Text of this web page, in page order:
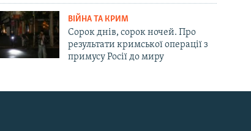
ВІЙНА ТА КРИМ
Сорок днів, сорок ночей. Про
результати кримської операції з
примусу Росії до миру